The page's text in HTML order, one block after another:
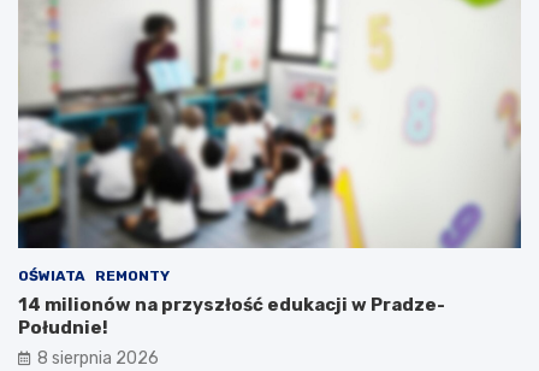
OŚWIATA REMONTY
14 milionów na przyszłość edukacji w Pradze-
Południe!
8 sierpnia 2026